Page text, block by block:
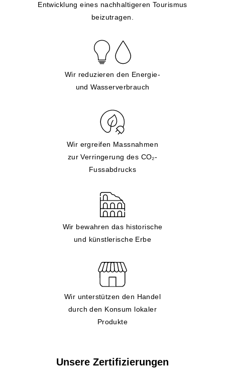
Entwicklung eines nachhaltigeren Tourismus
beizutragen.
Wir reduzieren den Energie-
und Wasserverbrauch
Wir ergreifen Massnahmen
zur Verringerung des CO₂-
Fussabdrucks
Wir bewahren das historische
und künstlerische Erbe
Wir unterstützen den Handel
durch den Konsum lokaler
Produkte
Unsere Zertifizierungen